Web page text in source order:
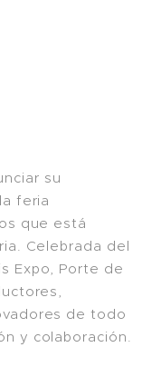
su
la feria
que está
Celebrada del
Expo, Porte de
de todo
y colaboración.